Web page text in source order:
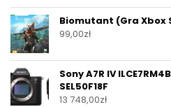
Biomutant (Gra Xbox
99,00zł
Sony A7R IV
SEL50F18F
13 748,00zł